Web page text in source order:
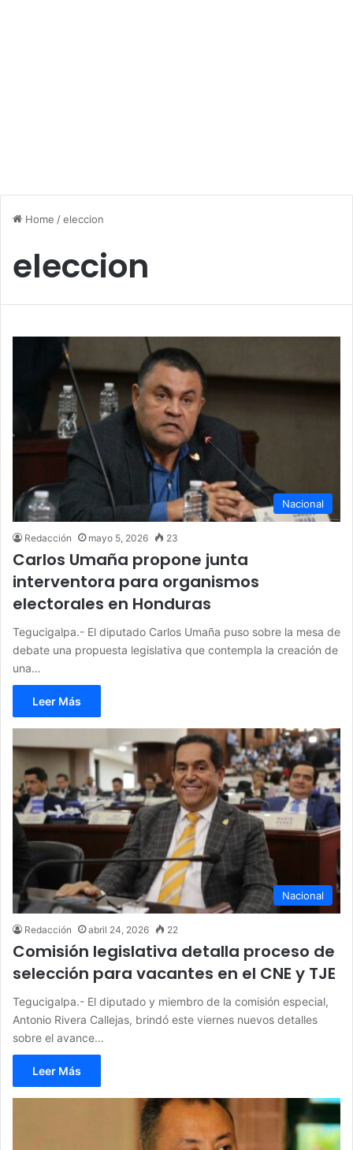
Home /eleccion
eleccion
Nacional
Redacción mayo 5, 2026 23
Carlos Umaña propone junta
interventora para organismos
electorales en Honduras
Tegucigalpa.- El diputado Carlos Umaña puso sobre la mesa de
debate una propuesta legislativa que contempla la creación de
una…
Leer Más
Nacional
Redacción abril 24, 2026 22
Comisión legislativa detalla proceso de
selección para vacantes en el CNE y TJE
Tegucigalpa.- El diputado y miembro de la comisión especial,
Antonio Rivera Callejas, brindó este viernes nuevos detalles
sobre el avance…
Leer Más